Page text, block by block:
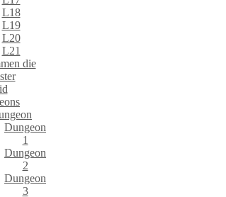
L18
L19
L20
L21
die
Dungeon
1
Dungeon
2
Dungeon
3